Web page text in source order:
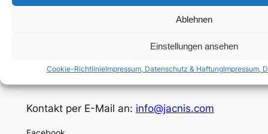
Ablehnen
Einstellungen ansehen
Cookie-RichtlinieImpressum, Datenschutz & HaftungImpressum,
LGBTIQ+Filme bei Apple TV®, Amazon® und kostenlos
Kontakt per E-Mail an: info@jacnis.com